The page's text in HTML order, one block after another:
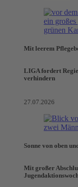
Mit leerem
LIGA fordert
verhindern
27.07.2026
Sonne von oben
Mit großer